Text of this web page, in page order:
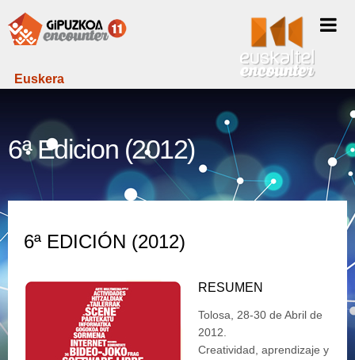
Euskera
6ª Edicion (2012)
6ª EDICIÓN (2012)
RESUMEN
Tolosa, 28-30 de Abril de
2012.
Creatividad, aprendizaje y